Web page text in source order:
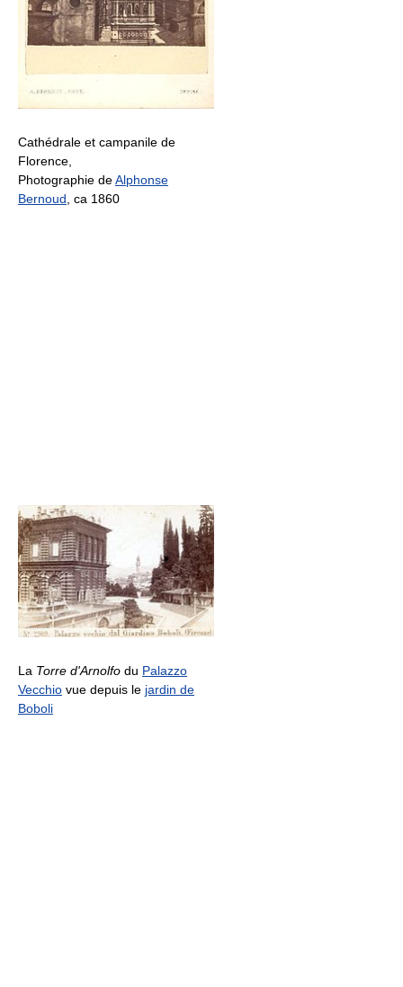
Cathédrale et campanile de
Florence,
Photographie deAlphonse
Bernoud , ca 1860
La Torre d'Arnolfo du Palazzo
Vecchio vue depuis le jardin de
Boboli